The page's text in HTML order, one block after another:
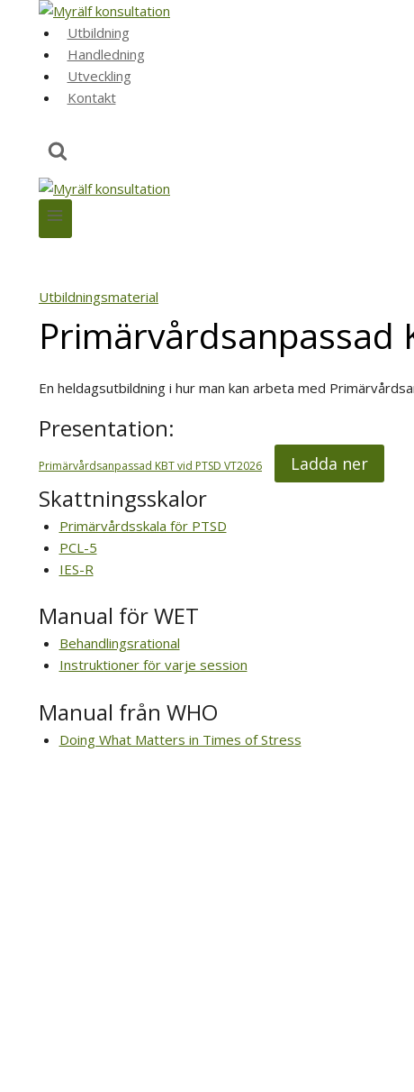
content
Utbildning
Handledning
Utveckling
Kontakt
Utbildningsmaterial
Primärvårdsanpassad
En heldagsutbildning i hur man kan arbeta med
Presentation:
Primärvårdsanpassad KBT vid PTSD VT2026 Ladda ner
Skattningsskalor
Primärvårdsskala för PTSD
PCL-5
IES-R
Manual för WET
Behandlingsrational
Instruktioner för varje session
Manual från WHO
Doing What Matters in Times of Stress